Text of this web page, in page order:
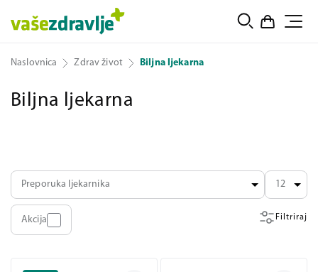
Naslovnica Zdrav život Biljna ljekarna
Biljna ljekarna
Filtriraj
Akcija
Preporuka ljekarnika 12